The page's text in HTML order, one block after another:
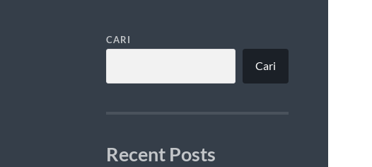
CARI
Cari
Recent Posts